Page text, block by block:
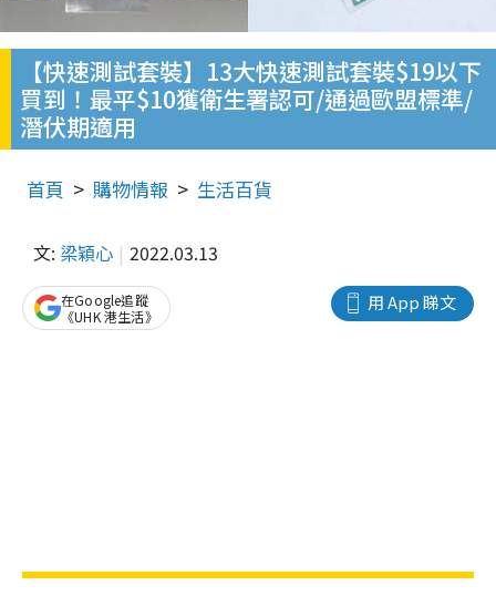
【快速測試套裝】13大快速測試套裝$19以下
買到！最平$10獲衛生署認可/通過歐盟標準/
潛伏期適用
首頁 購物情報 生活百貨
文: 梁穎心 2022.03.13
用 App 睇文
在Google追蹤
《UHK 港生活》